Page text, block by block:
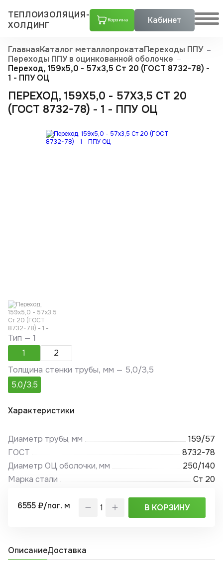
ТЕПЛОИЗОЛЯЦИЯ-
ХОЛДИНГ
Корзина Кабинет
ГлавнаяКаталог металлопрокатаПереходы ППУ
Переходы ППУ в оцинкованной оболочке
Переход, 159х5,0 - 57x3,5 Ст 20 (ГОСТ 8732-78) -
1 - ППУ ОЦ
ПЕРЕХОД, 159Х5,0 - 57X3,5 СТ 20
(ГОСТ 8732-78) - 1 - ППУ ОЦ
Тип —1
1
2
Толщина стенки трубы, мм — 5,0/3,5
5,0/3,5
Характеристики
Диаметр трубы, мм
159/57
ГОСТ
8732-78
Диаметр ОЦ оболочки, мм
250/140
Марка стали
Ст 20
6555 ₽/пог. м В КОРЗИНУ
ОписаниеДоставка